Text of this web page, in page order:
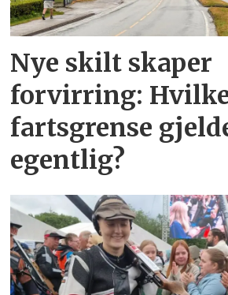
Nye skilt skaper
forvirring:
fartsgrense
egentlig?